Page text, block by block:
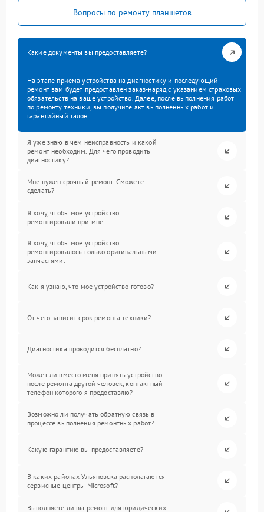
Вопросы по ремонту планшетов
Какие документы вы предоставляете?
На этапе приема устройства на диагностику и последующий
ремонт вам будет предоставлен заказ-наряд с указанием страховых
обязательств на ваше устройство. Далее, после выполнения работ
по ремонту техники, вы получите акт выполненных работ и
гарантийный талон.
Я уже знаю в чем неисправность и какой
ремонт необходим. Для чего проводить
диагностику?
Мне нужен срочный ремонт. Сможете
сделать?
Я хочу, чтобы мое устройство
ремонтировали при мне.
Я хочу, чтобы мое устройство
ремонтировалось только оригинальными
запчастями.
Как я узнаю, что мое устройство готово?
От чего зависит срок ремонта техники?
Диагностика проводится бесплатно?
Может ли вместо меня принять устройство
после ремонта другой человек, контактный
телефон которого я предоставлю?
Возможно ли получать обратную связь в
процессе выполнения ремонтных работ?
Какую гарантию вы предоставляете?
В каких районах Ульяновска располагаются
сервисные центры Microsoft?
Выполняете ли вы ремонт для юридических